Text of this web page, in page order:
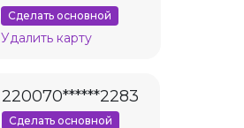
Сделать основной
Удалить карту
220070******2283
Сделать основной